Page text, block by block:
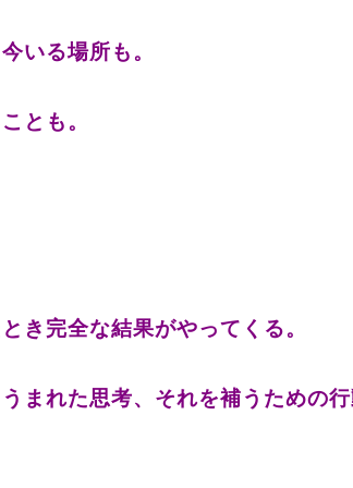
いる場所も。
とも。
き完全な結果がやってくる。
まれた思考、それを補うための